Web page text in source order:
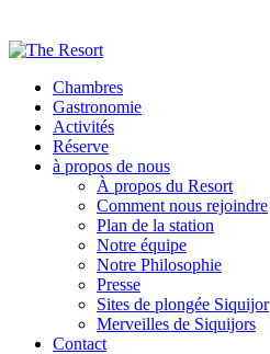
Chambres
Gastronomie
Activités
Réserve
à propos de nous
À propos du Resort
Comment nous rejoindre
Plan de la station
Notre équipe
Notre Philosophie
Presse
Sites de plongée Siquijor
Merveilles de Siquijors
Contact